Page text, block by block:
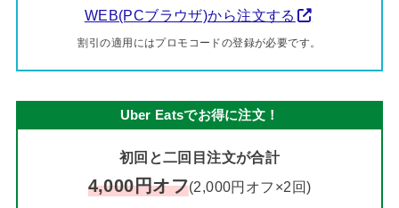
WEB(PCブラウザ)から注文する
割引の適用にはプロモコードの登録が必要です。
Uber Eatsでお得に注文！
初回と二回目注文が合計
4,000円オフ(2,000円オフ×2回)